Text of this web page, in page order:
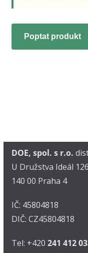
Poptat produkt
DOE, spol. s r.o.
U Družstva Ideál
140 00 Praha 4
IČ: 45804818
DIČ: CZ45804818
Tel: +420 241 412